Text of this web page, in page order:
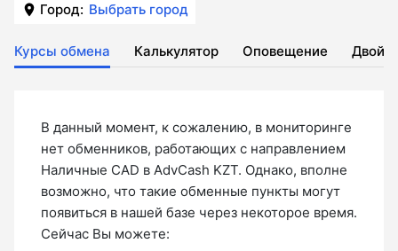
Город: Выбрать город
Курсы обмена Калькулятор Оповещение
В данный момент, к сожалению, в мониторинге
нет обменников, работающих с направлением
Наличные CAD в AdvCash KZT. Однако, вполне
возможно, что такие обменные пункты могут
появиться в нашей базе через некоторое время.
Сейчас Вы можете: